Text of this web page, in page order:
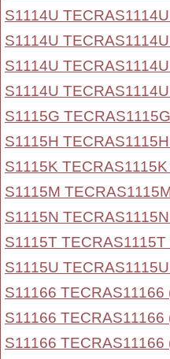
S1114U
S1114U
S1114U
S1114U
S1115G
S1115H
S1115K TECRAS1115K
S1115M
S1115N
S1115T TECRAS1115T
S1115U
S11166 TECRAS11166
S11166 TECRAS11166
S11166 TECRAS11166